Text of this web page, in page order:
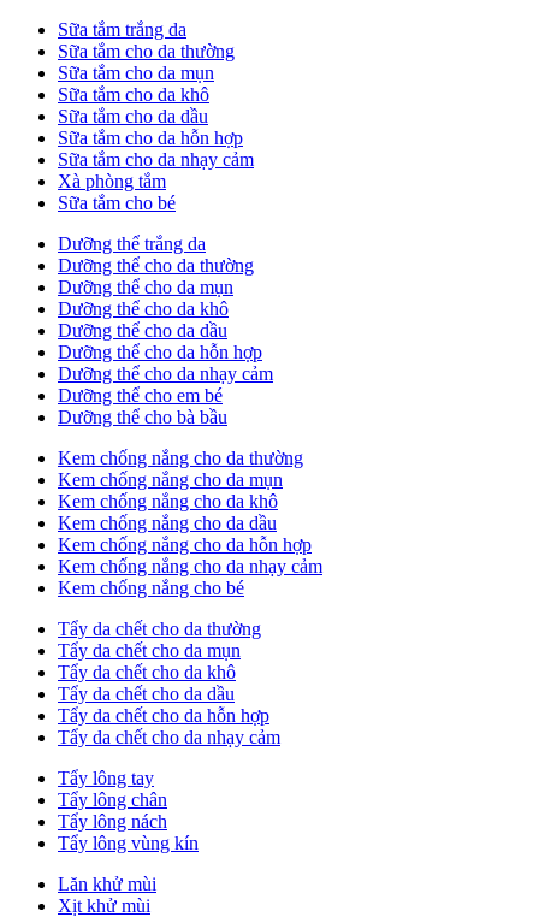
Sữa tắm trắng da
Sữa tắm cho da thường
Sữa tắm cho da mụn
Sữa tắm cho da khô
Sữa tắm cho da dầu
Sữa tắm cho da hỗn hợp
Sữa tắm cho da nhạy cảm
Xà phòng tắm
Sữa tắm cho bé
Dưỡng thể trắng da
Dưỡng thể cho da thường
Dưỡng thể cho da mụn
Dưỡng thể cho da khô
Dưỡng thể cho da dầu
Dưỡng thể cho da hỗn hợp
Dưỡng thể cho da nhạy cảm
Dưỡng thể cho em bé
Dưỡng thể cho bà bầu
Kem chống nắng cho da thường
Kem chống nắng cho da mụn
Kem chống nắng cho da khô
Kem chống nắng cho da dầu
Kem chống nắng cho da hỗn hợp
Kem chống nắng cho da nhạy cảm
Kem chống nắng cho bé
Tẩy da chết cho da thường
Tẩy da chết cho da mụn
Tẩy da chết cho da khô
Tẩy da chết cho da dầu
Tẩy da chết cho da hỗn hợp
Tẩy da chết cho da nhạy cảm
Tẩy lông tay
Tẩy lông chân
Tẩy lông nách
Tẩy lông vùng kín
Lăn khử mùi
Xịt khử mùi